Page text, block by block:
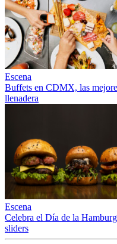
Escena
Buffets en CDMX, las
llenadera
Escena
Celebra el Día de la
sliders